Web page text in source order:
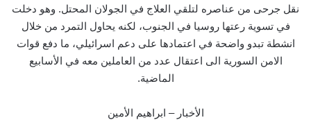
نقل جرحى من عناصره لتلقي العلاج في الجولان المحتل. وهو دخلت
في تسوية رعتها روسيا في الجنوب، لكنه يحاول التمرد من خلال
انشطة تبدو واضحة في اعتمادها على دعم اسرائيلي، ما دفع قوات
الامن السورية الى اعتقال عدد من العاملين معه في الأسابيع
الماضية.
الأخبار – ابراهيم الأمين